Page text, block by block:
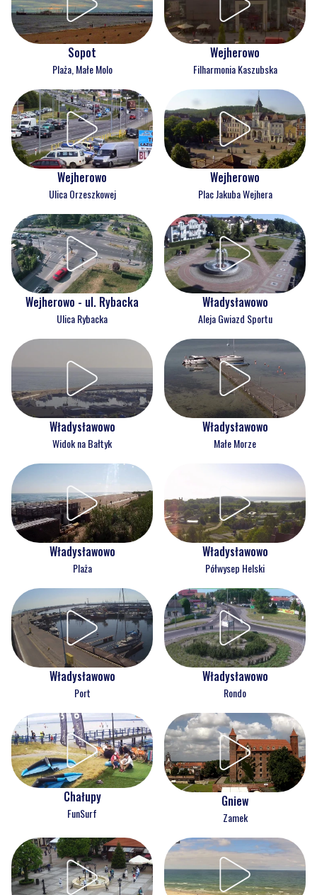
Sopot
Plaża, Małe Molo
Wejherowo
Filharmonia Kaszubska
Wejherowo
Ulica Orzeszkowej
Wejherowo
Plac Jakuba Wejhera
Wejherowo - ul. Rybacka
Ulica Rybacka
Władysławowo
Aleja Gwiazd Sportu
Władysławowo
Widok na Bałtyk
Władysławowo
Małe Morze
Władysławowo
Plaża
Władysławowo
Półwysep Helski
Władysławowo
Port
Władysławowo
Rondo
Chałupy
FunSurf
Gniew
Zamek